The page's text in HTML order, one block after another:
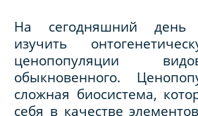
На сегодняшний
изучить
ценопопуляции
обыкновенного.
сложная биосистема,
себя в качестве